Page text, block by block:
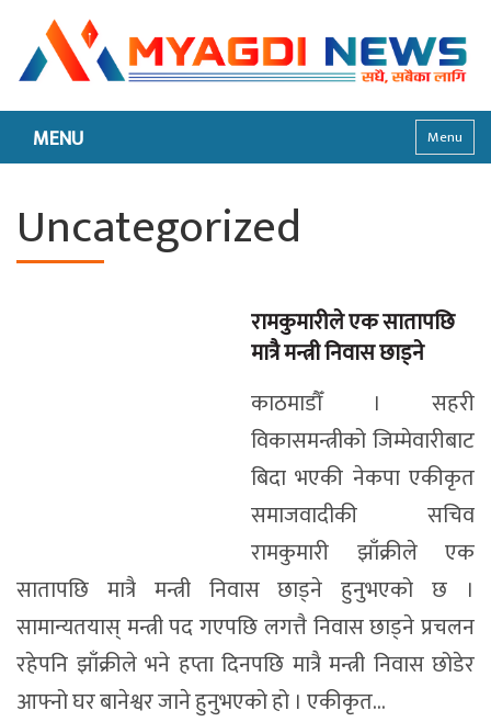
MENU Menu
Uncategorized
रामकुमारीले एक सातापछि
मात्रै मन्त्री निवास छाड्ने
काठमाडौँ । सहरी
विकासमन्त्रीको जिम्मेवारीबाट
बिदा भएकी नेकपा एकीकृत
समाजवादीकी सचिव
रामकुमारी झाँक्रीले एक
सातापछि मात्रै मन्त्री निवास छाड्ने हुनुभएको छ ।
सामान्यतयास् मन्त्री पद गएपछि लगत्तै निवास छाड्ने प्रचलन
रहेपनि झाँक्रीले भने हप्ता दिनपछि मात्रै मन्त्री निवास छोडेर
आफ्नो घर बानेश्वर जाने हुनुभएको हो । एकीकृत...